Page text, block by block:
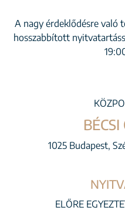
A nagy érdeklődésre való
hosszabbított
1025 Budapest,
ELŐRE